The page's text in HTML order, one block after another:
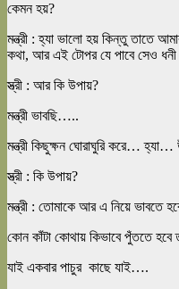
কেমন হয়?
মন্ত্রী : হ্যা ভালো হয় কিন্তু তাতে
কথা, আর এই টোপর যে পাবে সেও
স্ত্রী : আর কি উপায়?
মন্ত্রী ভাবছি…..
মন্ত্রী কিছুক্ষন ঘোরাঘুরি করে…
স্ত্রী : কি উপায়?
মন্ত্রী : তোমাকে আর এ নিয়ে ভাবতে
কোন কাঁটা কোথায় কিভাবে পুঁততে
যাই একবার পাচুর কাছে যাই….